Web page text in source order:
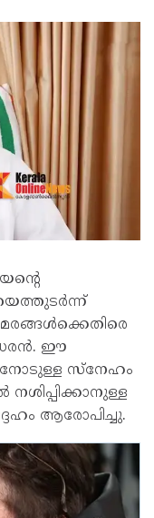
ഈ
സ്നേഹം
ആരോപിച്ചു.